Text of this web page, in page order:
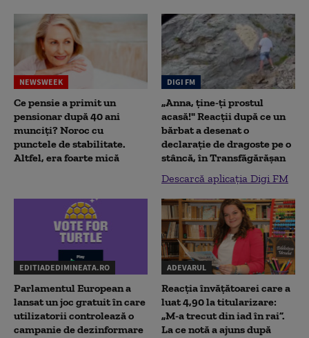
NEWSWEEK
Ce pensie a primit un
pensionar după 40 ani
munciți? Noroc cu
punctele de stabilitate.
Altfel, era foarte mică
DIGI FM
„Anna, ţine-ţi prostul
acasă!" Reacţii după ce un
bărbat a desenat o
declaraţie de dragoste pe o
stâncă, în Transfăgărăşan
Descarcă aplicația Digi FM
EDITIADEDIMINEATA.RO
Parlamentul European a
lansat un joc gratuit în care
utilizatorii controlează o
campanie de dezinformare
ADEVARUL
Reacția învățătoarei care a
luat 4,90 la titularizare:
„M-a trecut din iad în rai”.
La ce notă a ajuns după